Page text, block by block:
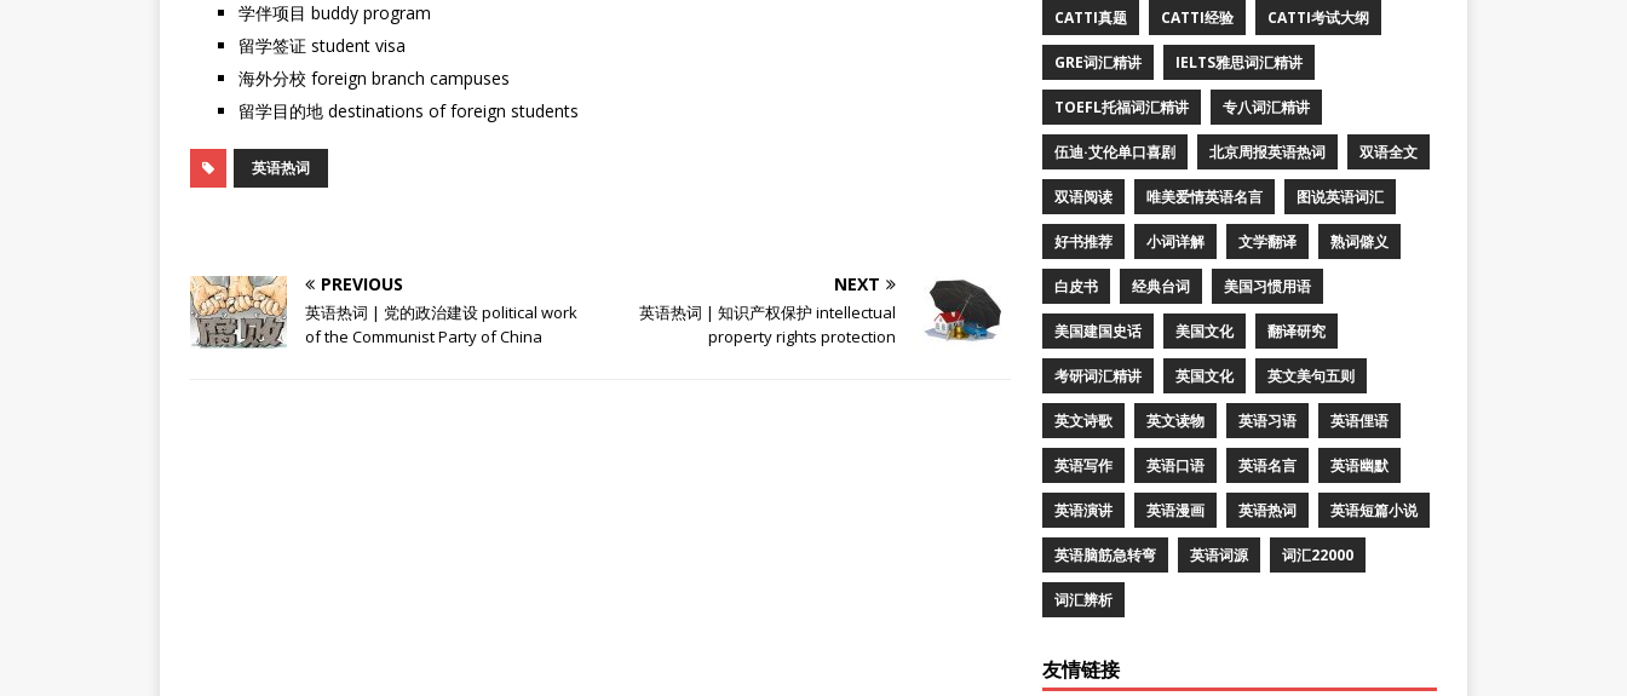
学伴项目 buddy program
留学签证 student visa
海外分校 foreign branch campuses
留学目的地 destinations of foreign students
英语热词
PREVIOUS
英语热词 | 党的政治建设 political work
of the Communist Party of China
NEXT
英语热词 | 知识产权保护 intellectual
property rights protection
CATTI真题 CATTI经验 CATTI考试大纲
GRE词汇精讲 IELTS雅思词汇精讲
TOEFL托福词汇精讲 专八词汇精讲
伍迪·艾伦单口喜剧 北京周报英语热词 双语全文
双语阅读 唯美爱情英语名言 图说英语词汇
好书推荐 小词详解 文学翻译 熟词僻义
白皮书 经典台词 美国习惯用语
美国建国史话 美国文化 翻译研究
考研词汇精讲 英国文化 英文美句五则
英文诗歌 英文读物 英语习语 英语俚语
英语写作 英语口语 英语名言 英语幽默
英语演讲 英语漫画 英语热词 英语短篇小说
英语脑筋急转弯 英语词源 词汇22000
词汇辨析
友情链接